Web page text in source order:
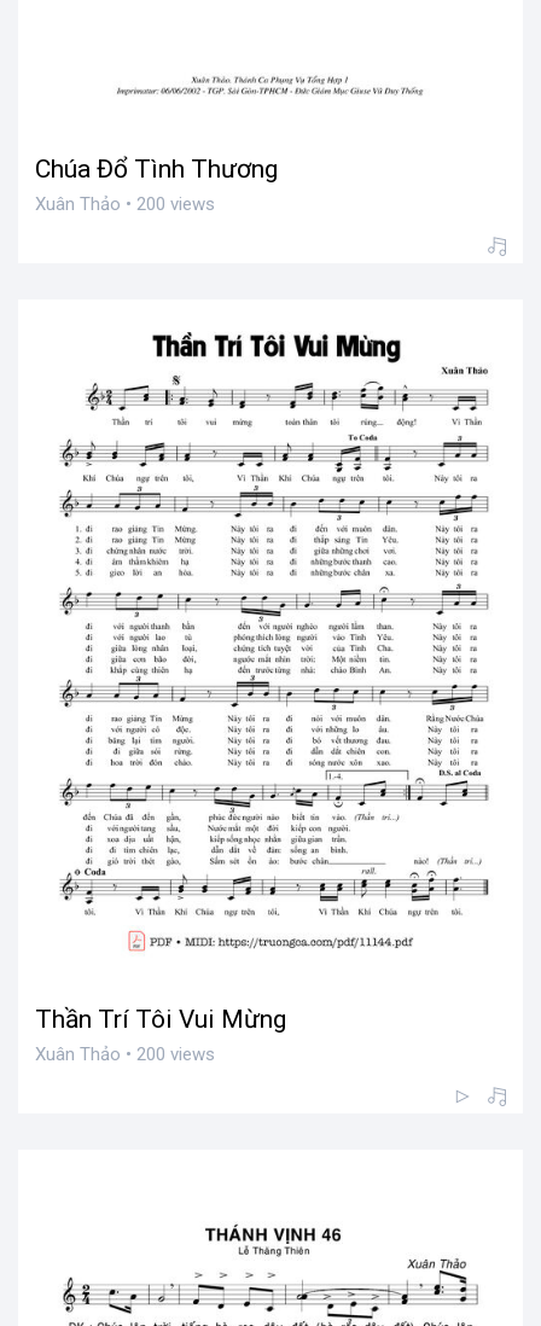
Chúa Đổ Tình Thương
Xuân Thảo • 200 views
Thần Trí Tôi Vui Mừng
Xuân Thảo • 200 views